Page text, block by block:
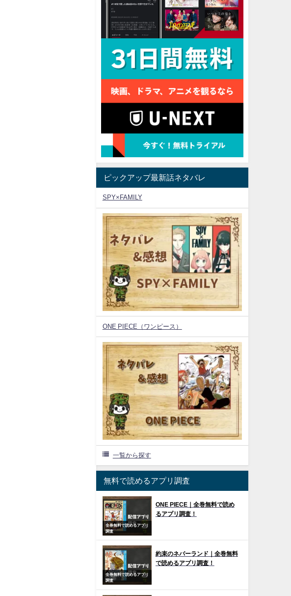
ピックアップ最新話ネタバレ
SPY×FAMILY
ONE PIECE（ワンピース）
一覧から探す
無料で読めるアプリ調査
全巻無料で読めるアプリ
調査
ONE PIECE｜全巻無料で読め
るアプリ調査！
全巻無料で読めるアプリ
調査
約束のネバーランド｜全巻無料
で読めるアプリ調査！